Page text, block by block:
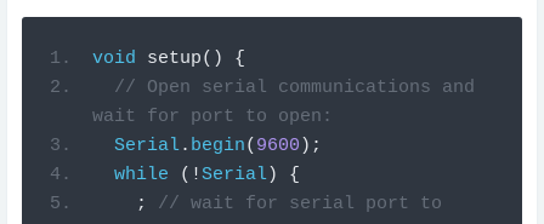
void setup()
{
// Open serial communications and
wait for port to open:
Serial. begin( 9600 );
while
(!Serial)
{
;
// wait for serial port to